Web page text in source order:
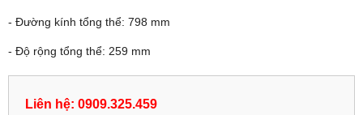
- Đường kính tổng thể: 798 mm
- Độ rộng tổng thể: 259 mm
Liên hệ: 0909.325.459